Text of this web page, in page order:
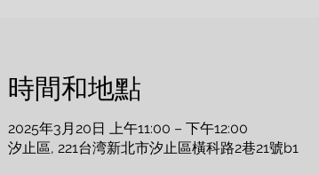
時間和地點
2025年3月20日 上午11:00 – 下午12:00
汐止區, 221台湾新北市汐止區橫科路2巷21號b1